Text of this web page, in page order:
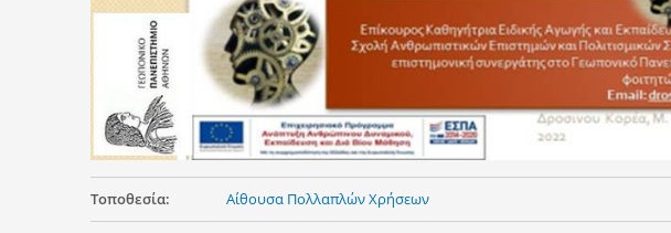
Τοποθεσία: Αίθουσα Πολλαπλών Χρήσεων